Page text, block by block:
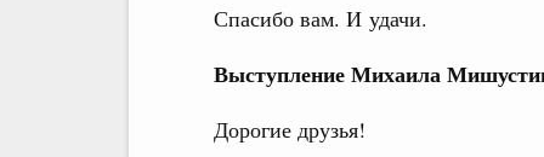
Спасибо вам. И удачи.
Выступление Михаила
Дорогие друзья!